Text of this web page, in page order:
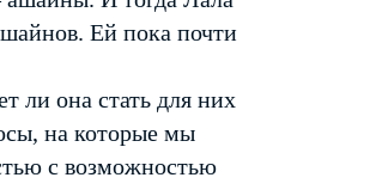
Ей пока почти
ли она стать для них
на которые мы
с возможностью